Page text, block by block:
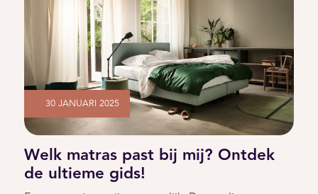
30 JANUARI 2025
Welk matras past bij mij? Ontdek
de ultieme gids!